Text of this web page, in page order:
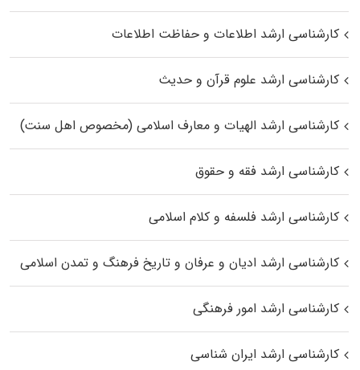
کارشناسی ارشد اطلاعات و حفاظت اطلاعات
کارشناسی ارشد علوم قرآن و حدیث
کارشناسی ارشد الهیات و معارف اسلامی (مخصوص اهل سنت)
کارشناسی ارشد فقه و حقوق
کارشناسی ارشد فلسفه و کلام اسلامی
کارشناسی ارشد ادیان و عرفان و تاریخ فرهنگ و تمدن اسلامی
کارشناسی ارشد امور فرهنگی
کارشناسی ارشد ایران شناسی